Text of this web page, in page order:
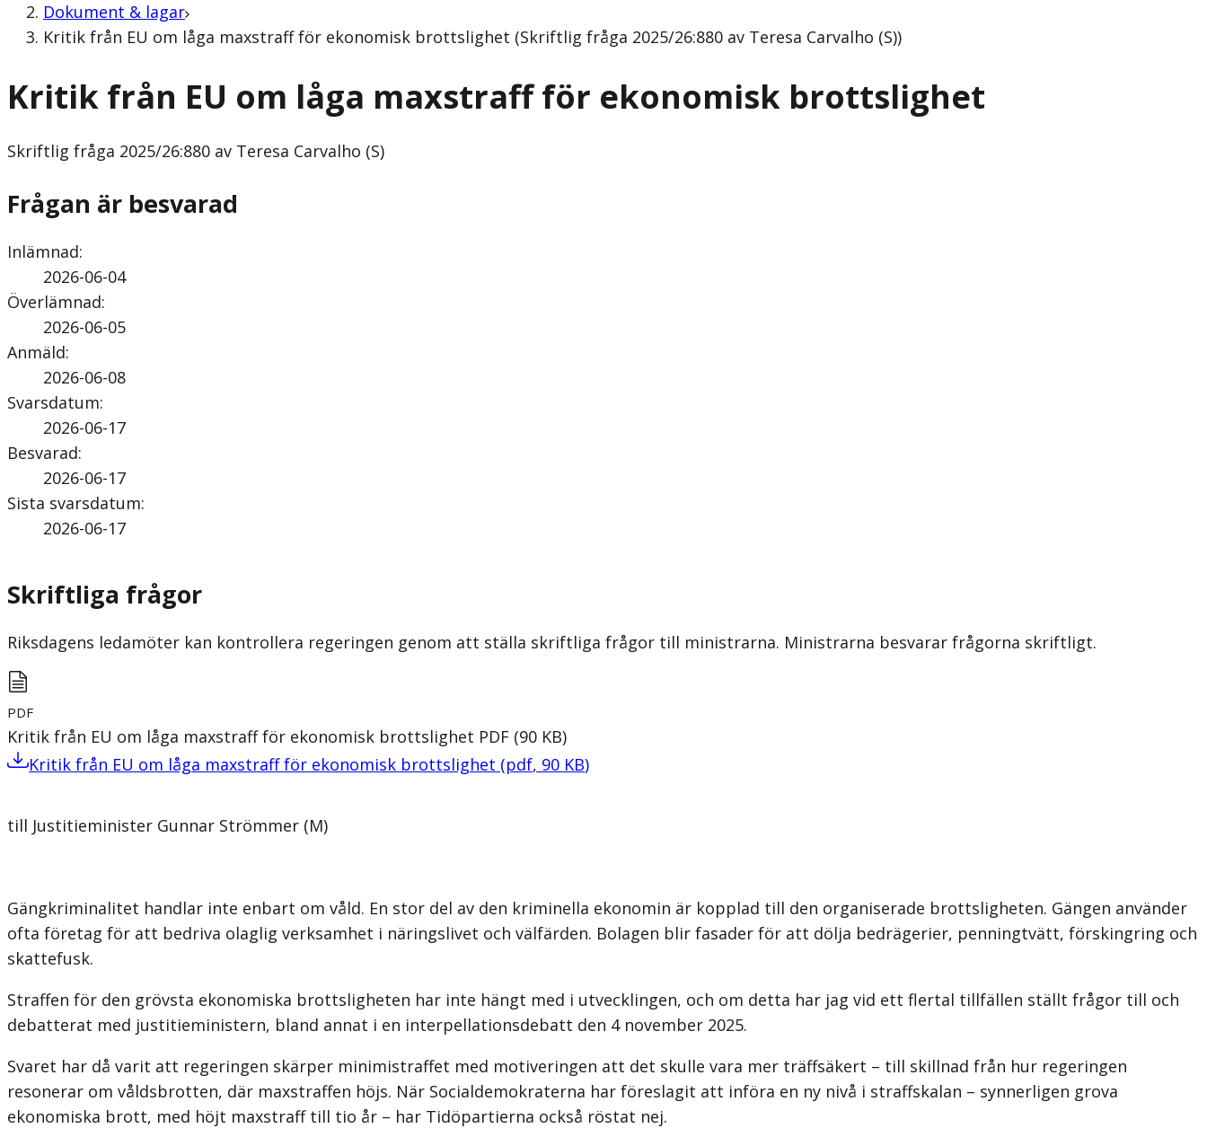
Dokument & lagar
Kritik från EU om låga maxstraff för ekonomisk brottslighet (Skriftlig fråga 2025/26:880 av Teresa Carvalho (S))
Kritik från EU om låga maxstraff för ekonomisk brottslighet
Skriftlig fråga 2025/26:880 av Teresa Carvalho (S)
Frågan är besvarad
Inlämnad:
2026-06-04
Överlämnad:
2026-06-05
Anmäld:
2026-06-08
Svarsdatum:
2026-06-17
Besvarad:
2026-06-17
Sista svarsdatum:
2026-06-17
Skriftliga frågor
Riksdagens ledamöter kan kontrollera regeringen genom att ställa skriftliga frågor till ministrarna. Ministrarna besvarar frågorna skriftligt.
PDF
Kritik från EU om låga maxstraff för ekonomisk brottslighet PDF (90 KB)
Kritik från EU om låga maxstraff för ekonomisk brottslighet (pdf, 90 KB)
till Justitieminister Gunnar Strömmer (M)
Gängkriminalitet handlar inte enbart om våld. En stor del av den kriminella ekonomin är kopplad till den organiserade brottsligheten. Gängen använder
ofta företag för att bedriva olaglig verksamhet i näringslivet och välfärden. Bolagen blir fasader för att dölja bedrägerier, penningtvätt, förskingring och
skattefusk.
Straffen för den grövsta ekonomiska brottsligheten har inte hängt med i utvecklingen, och om detta har jag vid ett flertal tillfällen ställt frågor till och
debatterat med justitieministern, bland annat i en interpellationsdebatt den 4 november 2025.
Svaret har då varit att regeringen skärper minimistraffet med motiveringen att det skulle vara mer träffsäkert – till skillnad från hur regeringen
resonerar om våldsbrotten, där maxstraffen höjs. När Socialdemokraterna har föreslagit att införa en ny nivå i straffskalan – synnerligen grova
ekonomiska brott, med höjt maxstraff till tio år – har Tidöpartierna också röstat nej.